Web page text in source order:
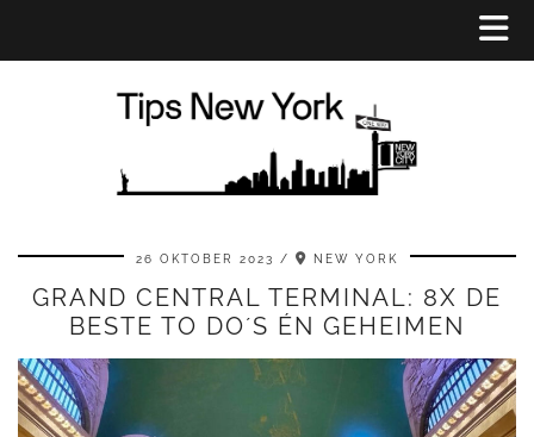
26 OKTOBER 2023 NEW YORK
GRAND CENTRAL TERMINAL: 8X DE
BESTE TO DO´S ÉN GEHEIMEN